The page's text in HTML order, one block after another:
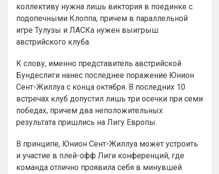
коллективу нужна лишь виктория в поединке с
подопечными Клоппа, причем в параллельной
игре Тулузы и ЛАСКа нужен выигрыш
австрийского клуба.
К слову, именно представитель австрийской
Бундеслиги нанес последнее поражение Юнион
Сент-Жиллуа с конца октября. В последних 10
встречах клуб допустил лишь три осечки при семи
победах, причем два неположительных
результата пришлись на Лигу Европы.
В принципе, Юнион Сент-Жиллуа может устроить
и участие в плей-офф Лиги конференций, где
команда отлично проявила себя в минувшей